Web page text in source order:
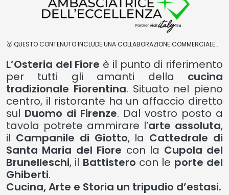
🥇 QUESTO CONTENUTO INCLUDE UNA COLLABORAZIONE COMMERCIALE .
L’Osteria del Fiore è il punto di riferimento
per tutti gli amanti della cucina
tradizionale Fiorentina. Situato nel pieno
centro, il ristorante ha un affaccio diretto
sul Duomo di Firenze. Dal vostro posto a
tavola potrete ammirare l’arte assoluta,
il Campanile di Giotto, la Cattedrale di
Santa Maria del Fiore con la Cupola del
Brunelleschi, il Battistero con le porte del
Ghiberti.
Cucina, Arte e Storia un tripudio d’estasi.